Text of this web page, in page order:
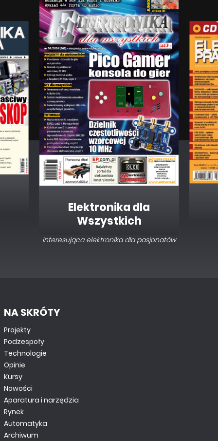
PREZENTACJE
Ustawianie krzywej przyciemniania w
sterownikach LED w standardzie DALI
Uniwersalny regulator mocy
Elektronika dla
Wszystkich
Interesująca elektronika dla pasjonatów
NA SKRÓTY
Projekty
Podzespoły
Technologie
Opinie
Kursy
Nowości
Aparatura i narzędzia
Rynek
Automatyka
Archiwum